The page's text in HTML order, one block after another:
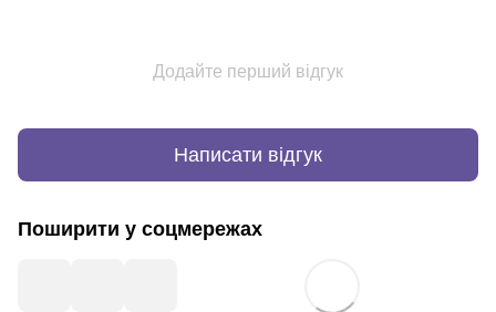
Додайте перший відгук
Написати відгук
Поширити у соцмережах